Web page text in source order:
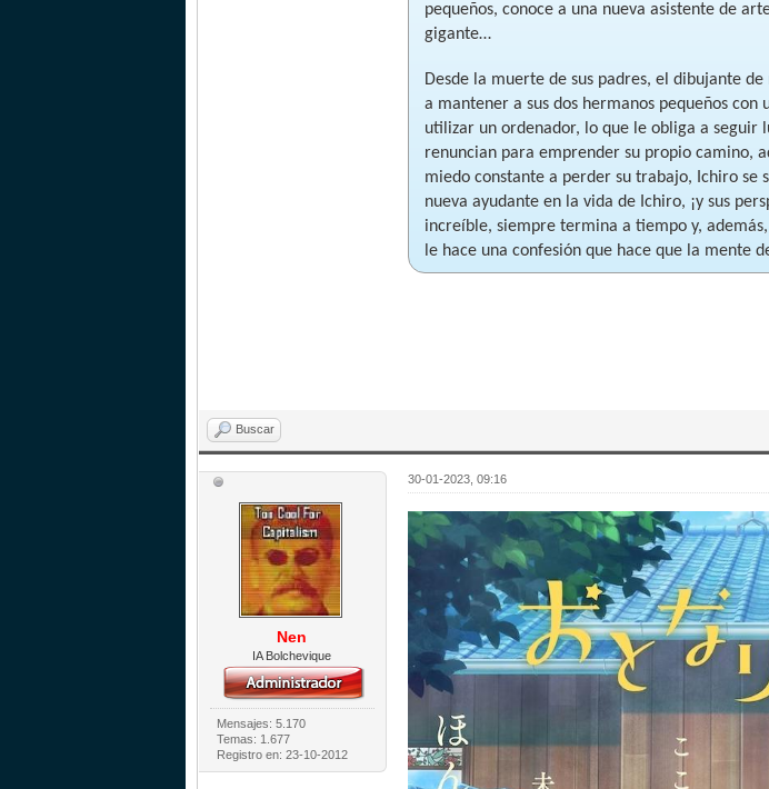
pequeños, conoce a una nueva asistente de
gigante…
Desde la muerte de sus padres, el dibujante
a mantener a sus dos hermanos pequeños
utilizar un ordenador, lo que le obliga a seguir
renuncian para emprender su propio camino,
miedo constante a perder su trabajo, Ichiro se
nueva ayudante en la vida de Ichiro, ¡y sus
increíble, siempre termina a tiempo y,
le hace una confesión que hace que la mente
Buscar
Nen
IA Bolchevique
Mensajes: 5.170
Temas: 1.677
Registro en: 23-10-2012
30-01-2023, 09:16